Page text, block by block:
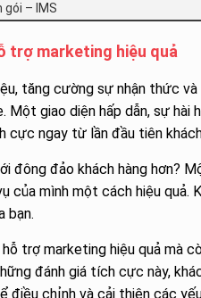
– IMS
trợ marketing hiệu quả
tăng cường sự nhận thức
giao diện hấp dẫn, sự hài
cực ngay từ lần đầu tiên
đông đảo khách hàng hơn?
của mình một cách hiệu
bạn.
trợ marketing hiệu quả mà
đánh giá tích cực này,
điều chỉnh và cải thiện các